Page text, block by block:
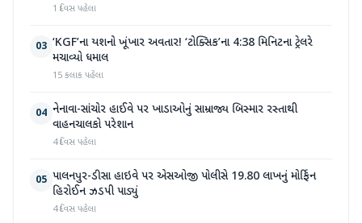
1 દિવસ પહેલા
03 ‘KGF’ના યશનો ખૂંખાર અવતાર! ‘ટોક્સિક’ના 4:38 મિનિટના ટ્રેલરે
મચાવ્યો ધમાલ
15 કલાક પહેલા
04 નેનાવા-સાંચોર હાઈવે પર ખાડાઓનું સામ્રાજ્ય બિસ્માર રસ્તાથી
વાહનચાલકો પરેશાન
4 દિવસ પહેલા
05 પાલનપુર-ડીસા હાઇવે પર એસઓજી પોલીસે 19.80 લાખનું મોર્ફિન
હિરોઈન ઝડપી પાડ્યું
4 દિવસ પહેલા